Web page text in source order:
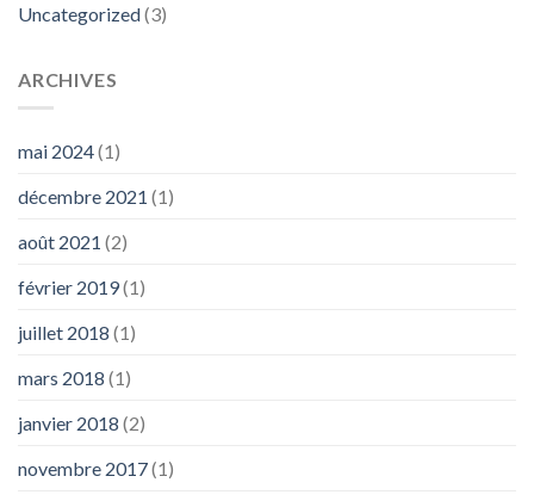
Uncategorized(3)
ARCHIVES
mai 2024(1)
décembre 2021 (1)
août 2021 (2)
février 2019(1)
juillet 2018 (1)
mars 2018 (1)
janvier 2018 (2)
novembre 2017(1)